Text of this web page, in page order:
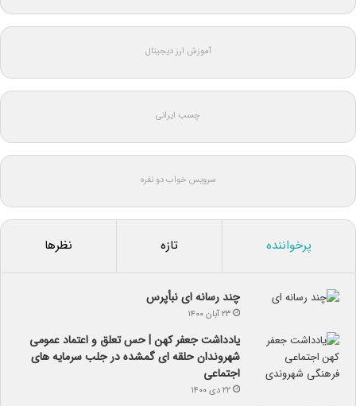
آموزش ارز دیجیتال
چسب ایرانی
سرویس خواب دو نفره
پرخواننده تازه نظرها
چند رسانه ای نبأپرس
۲۳ آبان ۱۴۰۰
یادداشت جعفر کهن | حس تعلق و اعتماد عمومی
شهروندان حلقه ای گمشده در جلب سرمایه های
اجتماعی
۲۲ دی ۱۴۰۰